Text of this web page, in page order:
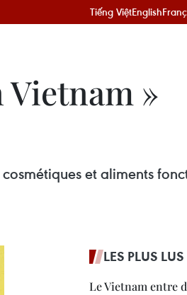
Tiếng ViệtEnglish
»
et aliments
LES PLUS LUS
Le Vietnam entre